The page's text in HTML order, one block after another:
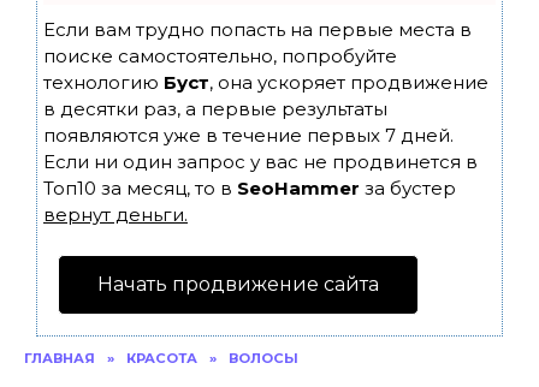
Если вам трудно попасть на первые места в
поиске самостоятельно, попробуйте
технологию Буст, она ускоряет продвижение
в десятки раз, а первые результаты
появляются уже в течение первых 7 дней.
Если ни один запрос у вас не продвинется в
Топ10 за месяц, то в SeoHammer за бустер
вернут деньги.
Начать продвижение сайта
ГЛАВНАЯ » КРАСОТА » ВОЛОСЫ